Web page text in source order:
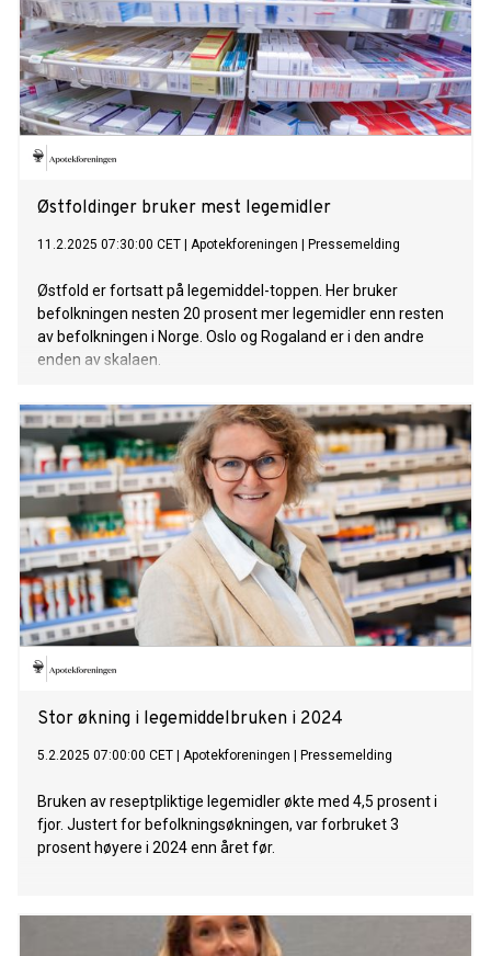
Østfoldinger bruker mest legemidler
11.2.2025 07:30:00 CET Apotekforeningen Pressemelding
Østfold er fortsatt på legemiddel-toppen. Her bruker
befolkningen nesten 20 prosent mer legemidler enn resten
av befolkningen i Norge. Oslo og Rogaland er i den andre
enden av skalaen.
Stor økning i legemiddelbruken i 2024
5.2.2025 07:00:00 CET Apotekforeningen Pressemelding
Bruken av reseptpliktige legemidler økte med 4,5 prosent i
fjor. Justert for befolkningsøkningen, var forbruket 3
prosent høyere i 2024 enn året før.